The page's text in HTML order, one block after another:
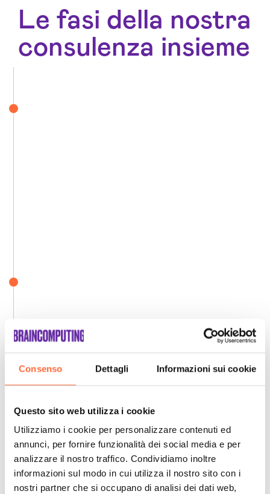
Consenso Dettagli Informazioni sui cookie
Questo sito web utilizza i cookie
Utilizziamo i cookie per personalizzare contenuti ed
annunci, per fornire funzionalità dei social media e per
analizzare il nostro traffico. Condividiamo inoltre
informazioni sul modo in cui utilizza il nostro sito con i
nostri partner che si occupano di analisi dei dati web,
Le fasi della nostra
consulenza insieme